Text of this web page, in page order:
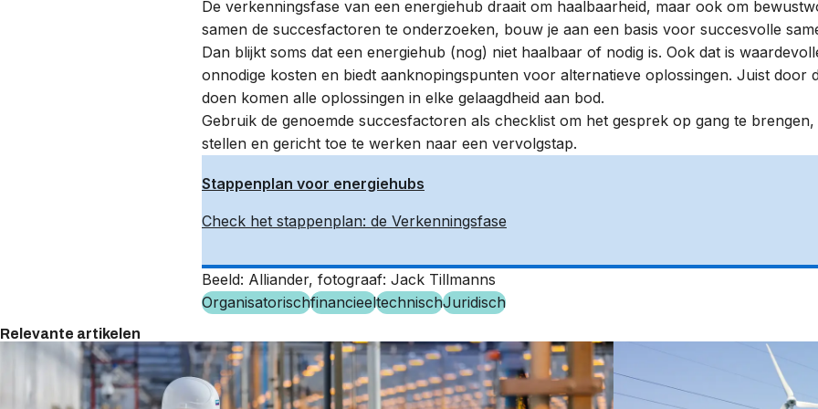
De verkenningsfase van een energiehub draait om haalbaarheid, maar ook om
samen de succesfactoren te onderzoeken, bouw je aan een basis voor succesvolle
Dan blijkt soms dat een energiehub (nog) niet haalbaar of nodig is. Ook dat is
onnodige kosten en biedt aanknopingspunten voor alternatieve oplossingen. Juist door
doen komen alle oplossingen in elke gelaagdheid aan bod.
Gebruik de genoemde succesfactoren als checklist om het gesprek op gang te
stellen en gericht toe te werken naar een vervolgstap.
Stappenplan voor energiehubs
Check het stappenplan: de Verkenningsfase
Beeld: Alliander, fotograaf: Jack Tillmanns
OrganisatorischfinancieeltechnischJuridisch
Relevante artikelen